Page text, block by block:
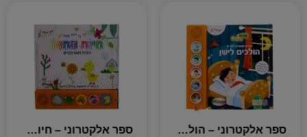
ספר אלקטרוני – הולכים לישון ספר אלקטרוני – חיות החוה